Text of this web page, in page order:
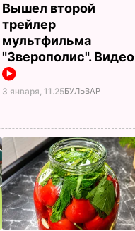
Вышел второй
трейлер
мультфильма
"Зверополис". Видео
3 января, 11.25БУЛЬВАР